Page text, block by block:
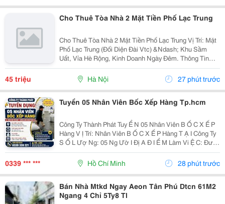
Cho Thuê Tòa Nhà 2 Mặt Tiền Phố Lạc Trung
Cho Thuê Tòa Nhà 2 Mặt Tiền Phố Lạc Trung Vị Trí: Mặt
Phố Lạc Trung (Đối Diện Đài Vtc) &Ndash; Khu Sầm
Uất, Vỉa Hè Rộng, Kinh Doanh Ngày Đêm. Thông Tin
Tòa Nhà: Diện Tích: 90M&Sup2; X 6 Tầng. Mặt Tiền:
6M (Mặt Trước Phố Lớn, Mặt Sau...
45 triệu Hà Nội 27 phút trước
Tuyển 05 Nhân Viên Bốc Xếp Hàng Tp.hcm
Công Ty Thành Phát Tuy Ể N 05 Nhân Viên B Ố C X Ế P
Hàng V Ị Trí: Nhân Viên B Ố C X Ế P Hàng T Ạ I Công Ty
S Ố L Ượ Ng: 05 Ng Ườ I Đị A Đ I Ể M Làm Vi Ệ C: Đườ
Ng D Ươ Ng Công Khi, Ấ P 4, Xuân Th Ớ I S Ơ N,
Tp.hcm ⏰ Th Ờ I Gian: Làm Vi Ệ C Theo...
0339 *** *** Hồ Chí Minh 28 phút trước
Bán Nhà Mtkd Ngay Aeon Tân Phú Dtcn 61M2
Ngang 4 Chỉ 5Ty8 Tl